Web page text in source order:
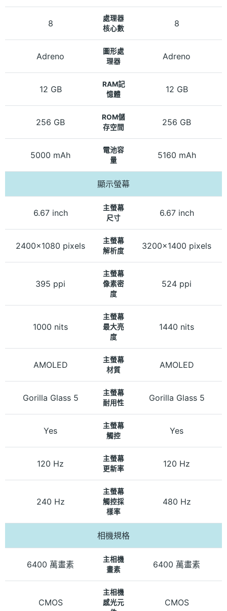
8
處理器
核心數
8
Adreno
圖形處
理器
Adreno
12 GB
RAM記
憶體
12 GB
256 GB
ROM儲
存空間
256 GB
5000 mAh
電池容
量
5160 mAh
顯示螢幕
6.67 inch
主螢幕
尺寸
6.67 inch
2400x1080 pixels
主螢幕
解析度
3200x1400 pixels
395 ppi
主螢幕
像素密
度
524 ppi
1000 nits
主螢幕
最大亮
度
1440 nits
AMOLED
主螢幕
材質
AMOLED
Gorilla Glass 5
主螢幕
耐用性
Gorilla Glass 5
Yes
主螢幕
觸控
Yes
120 Hz
主螢幕
更新率
120 Hz
240 Hz
主螢幕
觸控採
樣率
480 Hz
相機規格
6400 萬畫素
主相機
畫素
6400 萬畫素
CMOS
主相機
感光元
CMOS